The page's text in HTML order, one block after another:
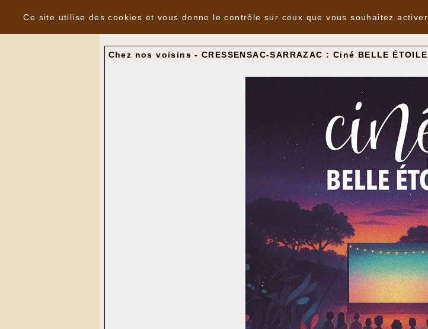
Nouvelles
Chez nos voisins - CRESSENSAC-SARRAZAC : Ciné BELLE ÉTOILE
Ce site utilise des cookies et vous donne le contrôle sur ceux que vous souhaitez activer